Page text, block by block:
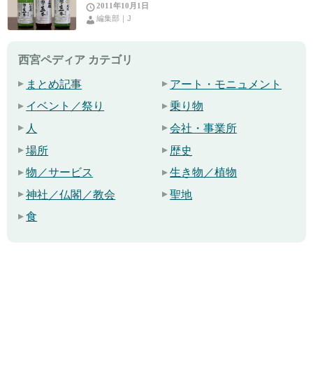
2011年10月1日
編集部｜J
西宮ペディア カテゴリ
まとめ記事
アート・モニュメント
イベント／祭り
乗り物
人
会社・事業所
場所
歴史
物／サービス
生き物／植物
神社／仏閣／教会
聖地
食